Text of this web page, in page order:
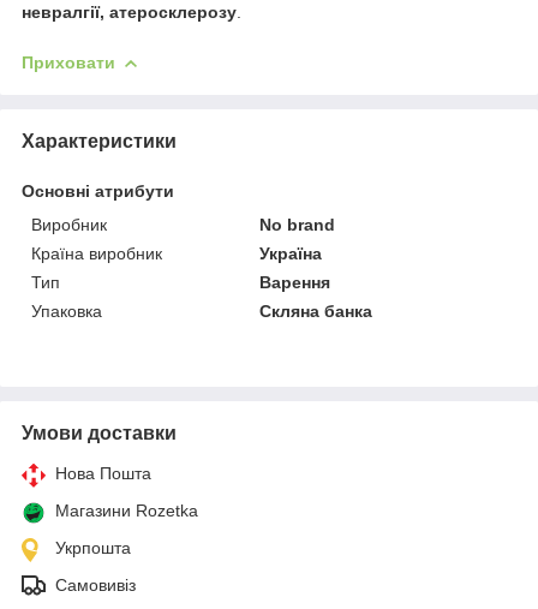
невралгії, атеросклерозу
Приховати
Характеристики
Основні атрибути
Виробник
No brand
Країна виробник
Україна
Тип
Варення
Упаковка
Скляна банка
Умови доставки
Нова Пошта
Магазини Rozetka
Укрпошта
Самовивіз